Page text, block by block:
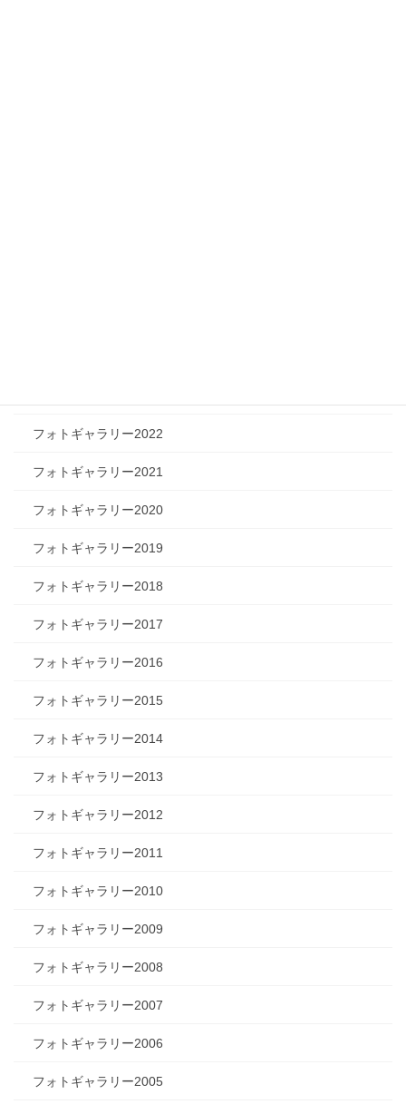
フォトギャラリー2022
フォトギャラリー2021
フォトギャラリー2020
フォトギャラリー2019
フォトギャラリー2018
フォトギャラリー2017
フォトギャラリー2016
フォトギャラリー2015
フォトギャラリー2014
フォトギャラリー2013
フォトギャラリー2012
フォトギャラリー2011
フォトギャラリー2010
フォトギャラリー2009
フォトギャラリー2008
フォトギャラリー2007
フォトギャラリー2006
フォトギャラリー2005